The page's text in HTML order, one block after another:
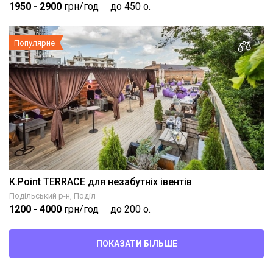
1950 - 2900 грн/год до 450 о.
Популярне
K.Point TERRACE для незабутніх івентів
Подільський р-н, Поділ
1200 - 4000 грн/год до 200 о.
ПОКАЗАТИ БІЛЬШЕ